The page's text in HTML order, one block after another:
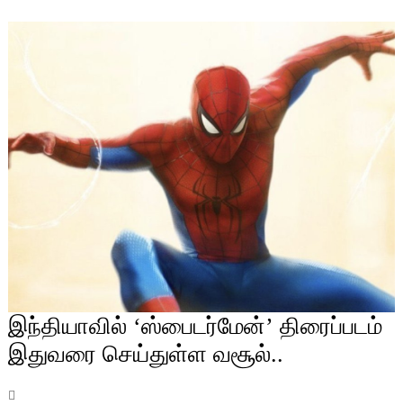
இந்தியாவில் ‘ஸ்பைடர்மேன்’ திரைப்படம்
இதுவரை செய்துள்ள வசூல்..